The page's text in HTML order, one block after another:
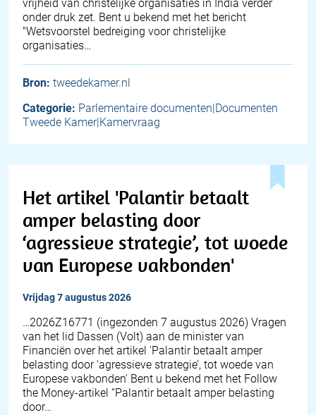
vrijheid van christelijke organisaties in India verder
onder druk zet. Bent u bekend met het bericht
"Wetsvoorstel bedreiging voor christelijke
organisaties…
Bron: tweedekamer.nl
Categorie: Parlementaire documenten|Documenten
Tweede Kamer|Kamervraag
Het artikel 'Palantir betaalt
amper belasting door
‘agressieve strategie’, tot woede
van Europese vakbonden'
vrijdag 7 augustus 2026
… 2026Z16771 (ingezonden 7 augustus 2026) Vragen
van het lid Dassen (Volt) aan de minister van
Financiën over het artikel 'Palantir betaalt amper
belasting door ‘agressieve strategie’, tot woede van
Europese vakbonden' Bent u bekend met het Follow
the Money-artikel “Palantir betaalt amper belasting
door…